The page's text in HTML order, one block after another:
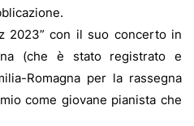
2023” con il suo concerto in
(che è stato registrato e
Romagna per la rassegna
come giovane pianista che